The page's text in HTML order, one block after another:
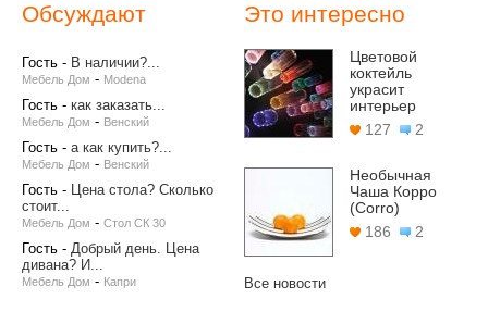
Обсуждают
Гость - В наличии?...
Мебель Дом - Modena
Гость - как заказать...
Мебель Дом - Венский
Гость - а как купить?...
Мебель Дом - Венский
Гость - Цена стола? Сколько
стоит...
Мебель Дом - Стол СК 30
Гость - Добрый день. Цена
дивана? И...
Мебель Дом - Капри
Это интересно
Цветовой
коктейль
украсит
интерьер
127
2
Необычная
Чаша Корро
(Corro)
186
2
Все новости